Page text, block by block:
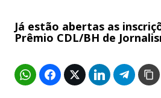
Já estão abertas as
Prêmio CDL/BH de